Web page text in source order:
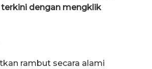
dengan mengklik
rambut secara alami